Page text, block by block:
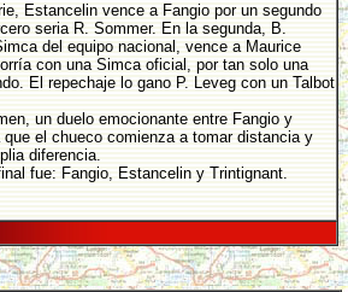
Estancelin vence a Fangio por un segundo
seria R. Sommer. En la segunda, B.
del equipo nacional, vence a Maurice
con una Simca oficial, por tan solo una
El repechaje lo gano P. Leveg con un Talbot
un duelo emocionante entre Fangio y
que el chueco comienza a tomar distancia y
diferencia.
fue: Fangio, Estancelin y Trintignant.